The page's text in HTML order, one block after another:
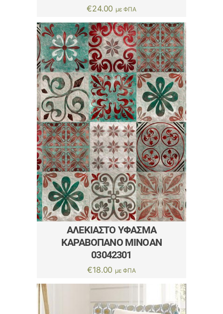
€24.00 με ΦΠΑ
ΑΛΈΚΙΑΣΤΟ ΎΦΑΣΜΑ
ΚΑΡΑΒΌΠΑΝΟ ΜΙΝΟΑΝ
03042301
€18.00 με ΦΠΑ